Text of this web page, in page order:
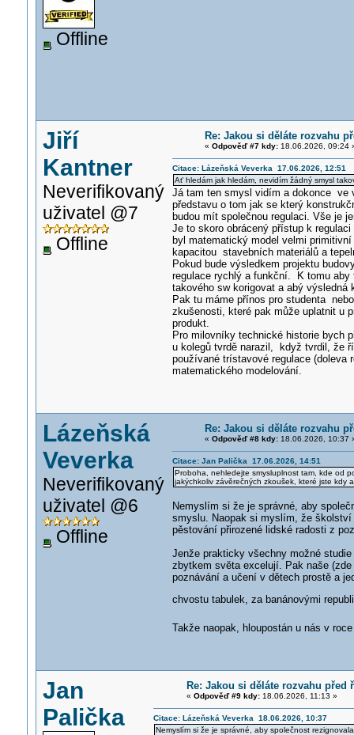
Offline
Jiří
Kantner
Neverifikovaný
uživatel @7
Offline
Re: Jakou si děláte rozvahu
« Odpověď #7 kdy:18.06.2026, 09:24
Citace: Lázeňská Veverka 17.06.2026, 12:51
Ať hledám jak hledám, nevidím žádný smysl
Já tam ten smysl vidím a dokonce ve
představu o tom jak se který
budou mít společnou regulaci. Vše je
Je to skoro obrácený přístup k
byl matematický model velmi
kapacitou stavebních materiálů a
Pokud bude výsledkem projektu
regulace rychlý a funkční. K tomu
takového sw korigovat a abý výsledná
Pak tu máme přínos pro studenta
zkušenosti, které pak může uplatnit u
produkt.
Pro milovníky technické historie bych
u kolegů tvrdě narazil, když tvrdil, že
používané trístavové regulace (doleva
matematického modelování.
Lázeňská
Veverka
Neverifikovaný
uživatel @6
Offline
Re: Jakou si děláte rozvahu
« Odpověď #8 kdy:18.06.2026, 10:37
Citace: Jan Palička 17.06.2026, 14:51
Proboha, nehledejte smysluplnost tam, kde od
jakýchkoliv závěrečných zkoušek, které jste kdy
Nemyslím si že je správné, aby
smyslu. Naopak si myslím, že
pěstování přirozené lidské radosti z
Jenže prakticky všechny možné
zbytkem světa excelují. Pak naše
poznávání a učení v dětech prostě a
chvostu tabulek, za banánovými
Takže naopak, hloupostán u nás v
Jan
Palička
Re: Jakou si děláte rozvahu
« Odpověď #9 kdy:18.06.2026, 11:13 »
Citace: Lázeňská Veverka 18.06.2026, 10:37
Nemyslím si že je správné, aby společnost